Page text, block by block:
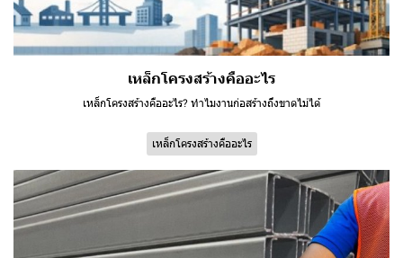
เหล็กโครงสร้างคืออะไร
เหล็กโครงสร้างคืออะไร? ทำไมงานก่อสร้างถึงขาดไม่ได้
เหล็กโครงสร้างคืออะไร